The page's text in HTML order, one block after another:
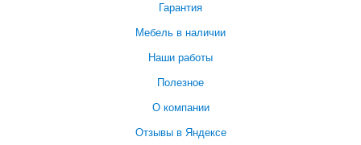
Гарантия
Мебель в наличии
Наши работы
Полезное
О компании
Отзывы в Яндексе